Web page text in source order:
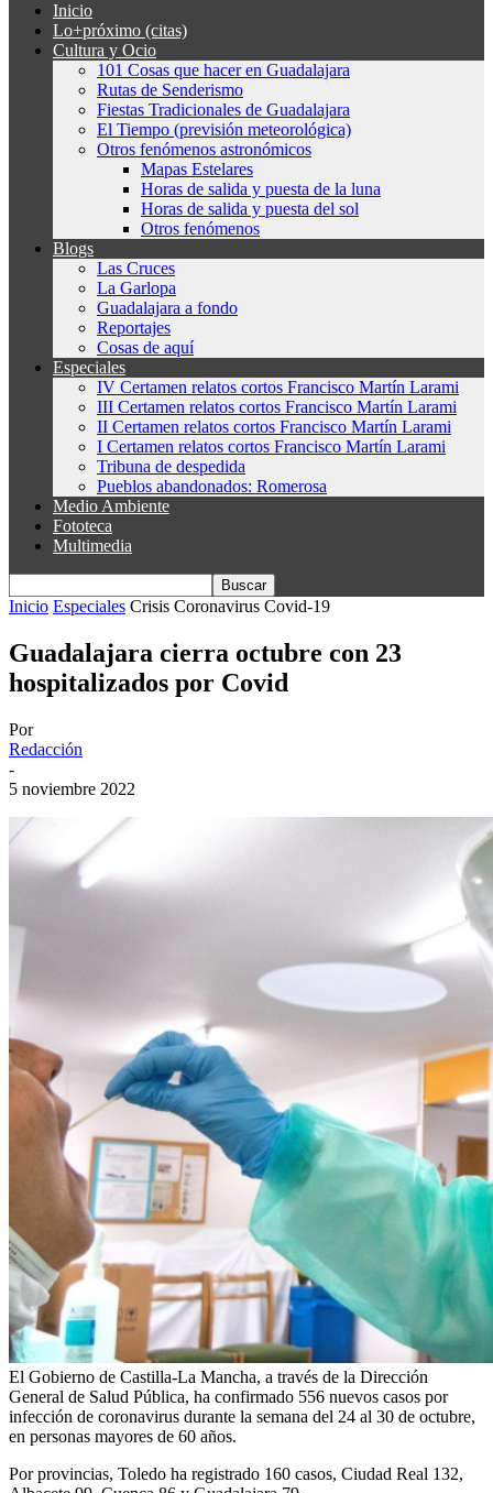
Inicio
Lo+próximo (citas)
Cultura y Ocio
101 Cosas que hacer en Guadalajara
Rutas de Senderismo
Fiestas Tradicionales de Guadalajara
El Tiempo (previsión meteorológica)
Otros fenómenos astronómicos
Mapas Estelares
Horas de salida y puesta de la luna
Horas de salida y puesta del sol
Otros fenómenos
Blogs
Las Cruces
La Garlopa
Guadalajara a fondo
Reportajes
Cosas de aquí
Especiales
IV Certamen relatos cortos Francisco Martín Larami
III Certamen relatos cortos Francisco Martín Larami
II Certamen relatos cortos Francisco Martín Larami
I Certamen relatos cortos Francisco Martín Larami
Tribuna de despedida
Pueblos abandonados: Romerosa
Medio Ambiente
Fototeca
Multimedia
Inicio Especiales Crisis Coronavirus Covid-19
Guadalajara cierra octubre con 23
hospitalizados por Covid
Por
Redacción
-
5 noviembre 2022
El Gobierno de Castilla-La Mancha, a través de la Dirección
General de Salud Pública, ha confirmado 556 nuevos casos por
infección de coronavirus durante la semana del 24 al 30 de octubre,
en personas mayores de 60 años.
Por provincias, Toledo ha registrado 160 casos, Ciudad Real 132,